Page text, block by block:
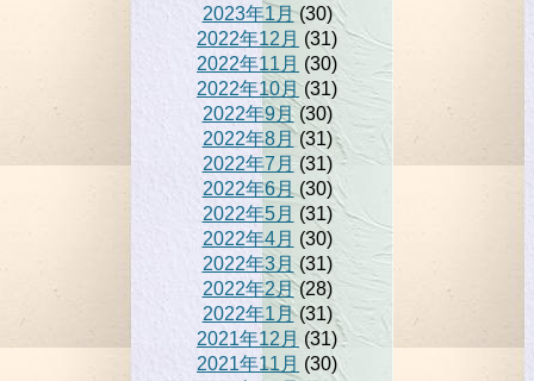
2023年1月(30)
2022年12月 (31)
2022年11月 (30)
2022年10月(31)
2022年9月(30)
2022年8月(31)
2022年7月(31)
2022年6月(30)
2022年5月 (31)
2022年4月 (30)
2022年3月 (31)
2022年2月(28)
2022年1月(31)
2021年12月 (31)
2021年11月 (30)